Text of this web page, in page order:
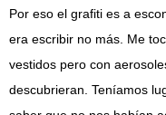
Por eso el grafiti es a
era escribir no más. Me
vestidos pero con
descubrieran. Teníamos